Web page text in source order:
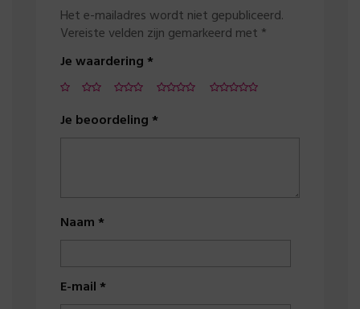
Het e-mailadres wordt niet gepubliceerd.
Vereiste velden zijn gemarkeerd met *
Je waardering*
Je beoordeling*
Naam*
E-mail*